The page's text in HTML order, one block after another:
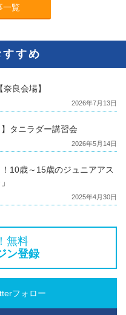
一覧
すめ
良会場】
2026年7月13日
タニラダー講習会
2026年5月14日
10歳～15歳のジュニアアス
2025年4月30日
無料
ン登録
フォロー